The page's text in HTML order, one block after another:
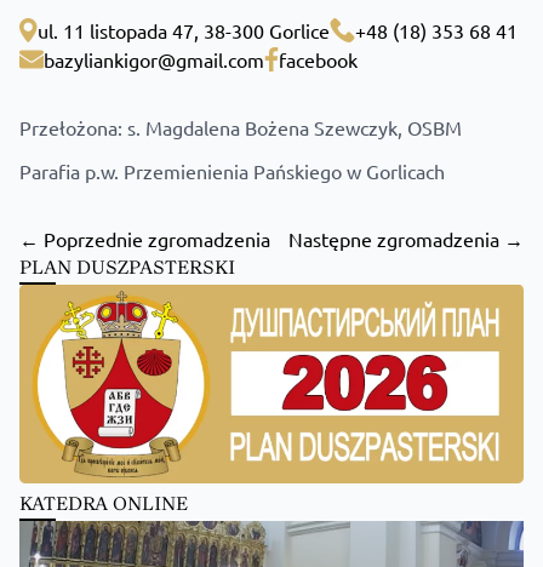
ul. 11 listopada 47, 38-300 Gorlice
+48 (18) 353 68 41
bazyliankigor@gmail.com
facebook
Przełożona: s. Magdalena Bożena Szewczyk, OSBM
Parafia p.w. Przemienienia Pańskiego w Gorlicach
← Poprzednie zgromadzenia Następne zgromadzenia →
PLAN DUSZPASTERSKI
KATEDRA ONLINE